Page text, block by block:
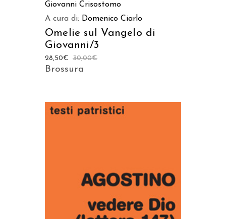
Giovanni Crisostomo
A cura di: Domenico Ciarlo
Omelie sul Vangelo di
Giovanni/3
30,00€
28,50€
Brossura
AGGIUNGI AL CARRELLO